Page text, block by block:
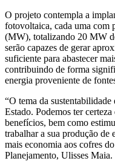
O projeto contempla a
fotovoltaica, cada uma com
(MW), totalizando 20 MW
serão capazes de gerar
suficiente para abastecer
contribuindo de forma
energia proveniente de
“O tema da
Estado. Podemos ter
benefícios, bem como
trabalhar a sua produção de
mais economia aos cofres
Planejamento, Ulisses Maia.